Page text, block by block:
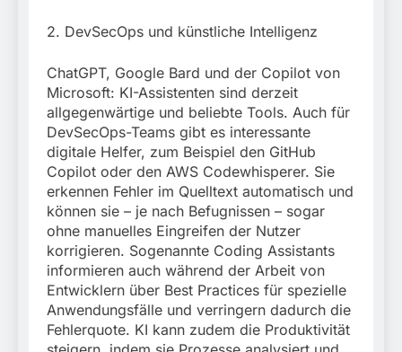
2. DevSecOps und künstliche Intelligenz
ChatGPT, Google Bard und der Copilot von
Microsoft: KI-Assistenten sind derzeit
allgegenwärtige und beliebte Tools. Auch für
DevSecOps-Teams gibt es interessante
digitale Helfer, zum Beispiel den GitHub
Copilot oder den AWS Codewhisperer. Sie
erkennen Fehler im Quelltext automatisch und
können sie – je nach Befugnissen – sogar
ohne manuelles Eingreifen der Nutzer
korrigieren. Sogenannte Coding Assistants
informieren auch während der Arbeit von
Entwicklern über Best Practices für spezielle
Anwendungsfälle und verringern dadurch die
Fehlerquote. KI kann zudem die Produktivität